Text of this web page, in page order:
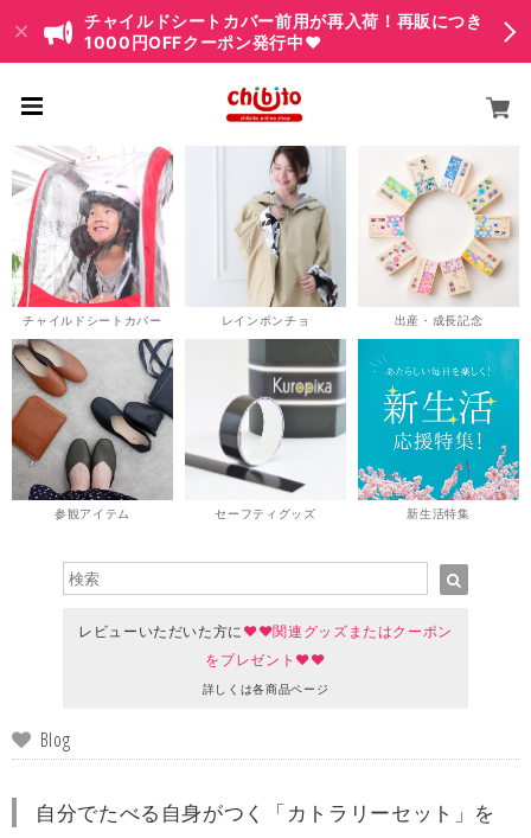
チャイルドシートカバー前用が再入荷！再販につき
1000円OFFクーポン発行中♥
チャイルドシートカバー レインポンチョ 出産・成長記念
参観アイテム セーフティグッズ 新生活特集
レビューいただいた方に ♥♥関連グッズまたはクーポン
をプレゼント♥♥
詳しくは各商品ページ
Blog
自分でたべる自身がつく「カトラリーセット」を